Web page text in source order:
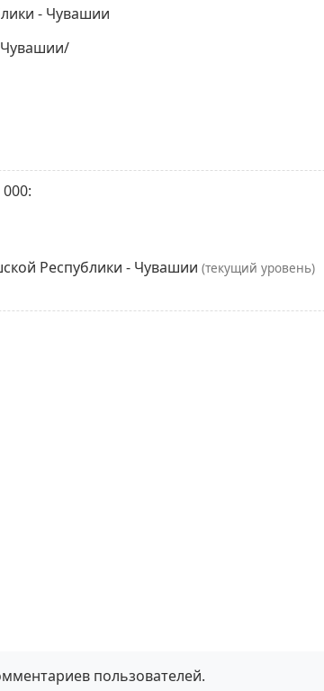
- Чувашии
Чувашии/
Республики - Чувашии (текущий уровень)
пользователей.